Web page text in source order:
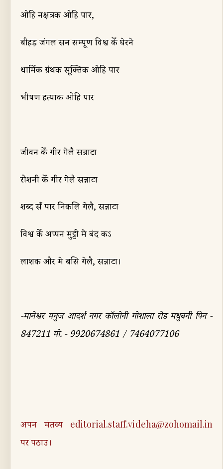
ओहि नक्षत्रक ओहि पार,
बीहड़ जंगल सन सम्पूर्ण विश्व केँ घेरने
धार्मिक ग्रंथक सूक्तिक ओहि पार
भीषण हत्याक ओहि पार
जीवन केँ गीर गेलै सन्नाटा
रोशनी केँ गीर गेलै सन्नाटा
शब्द सँ पार निकलि गेलै,सन्नाटा
विश्व केँ अप्पन मुट्ठी मे बंद कऽ
लाशक और मे बसि गेलै,सन्नाटा।
-मानेश्वर मनुज आदर्श नगर कॉलोनी गोशाला रोड मधुबनी पिन -
847211 मो. -9920674861 / 7464077106
अपन मंतव्य editorial.staff.videha@zohomail.in
पर पठाउ।